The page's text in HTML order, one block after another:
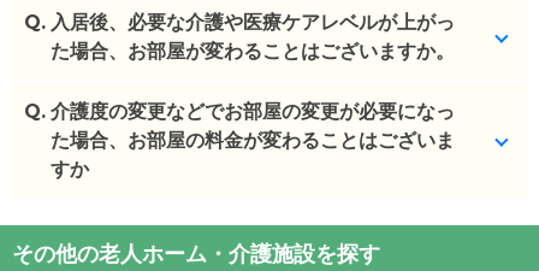
(回答者: 施設担当者,回答日: 2024/02/26)
(回答者: 施設担当者,回答日: 2024/02/26)
特に制限はありませんが、9:00～18:00の時間内で
お願いしております。
(回答者: 施設担当者,回答日: 2024/02/26)
Q. 入居後、必要な介護や医療ケアレベルが上がっ
た場合、お部屋が変わることはございますか。
基本的にはございませんが、お身体状況の変化によ
りそのお部屋での介護が不可能と事業者が判断した
場合、一定の観察期間を設け、医師の意見を聴いた
と、住み替えていただく場合があります。
Q. 介護度の変更などでお部屋の変更が必要になっ
た場合、お部屋の料金が変わることはございま
すか
追加費用は発生しません。
ご入居様のご要望によりお部屋を変更する場合は、
その他の老人ホーム・介護施設を探す